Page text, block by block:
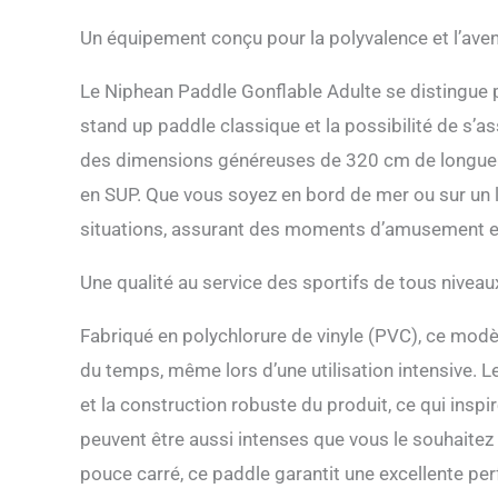
chaque coup de
glisse sûre
praticité】: Le
cinq poignées
maintiennent
permettant aux
gonflable enfant
toutes les
【Prêt à
débutants : 1
supplémentaire
enfants est
profitent
vous pouvez
durabilité et
support client
tranquillité
Un équipement conçu pour la polyvalence et
Le Niphean Paddle Gonflable Adulte se
stand up paddle classique et la possibilité de
des dimensions généreuses de 320 cm de
en SUP. Que vous soyez en bord de mer ou sur
situations, assurant des moments d’amusement
Une qualité au service des sportifs de tous
Fabriqué en polychlorure de vinyle (PVC), ce
du temps, même lors d’une utilisation intensive.
et la construction robuste du produit, ce qui
peuvent être aussi intenses que vous le
pouce carré, ce paddle garantit une excellente